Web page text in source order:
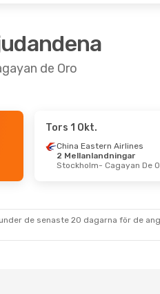
de Oro
Tors 1 Okt.
China Eastern Airlines
2 Mellanlandningar
Stockholm- Cagayan De
de senaste 20 dagarna för de